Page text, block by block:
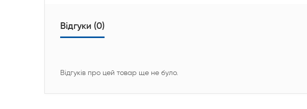
Відгуки (0)
Відгуків про цей товар ще не було.